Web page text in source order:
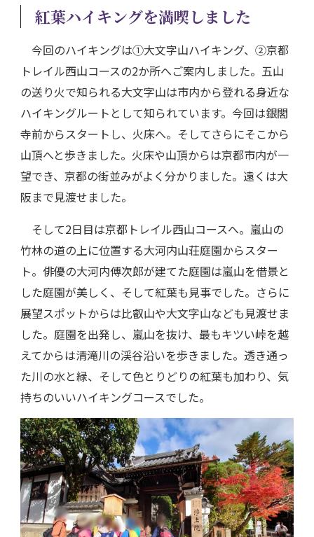
紅葉ハイキングを満喫しました
今回のハイキングは①大文字山ハイキング、②京都
トレイル西山コースの2か所へご案内しました。五山
の送り火で知られる大文字山は市内から登れる身近な
ハイキングルートとして知られています。今回は銀閣
寺前からスタートし、火床へ。そしてさらにそこから
山頂へと歩きました。火床や山頂からは京都市内が一
望でき、京都の街並みがよく分かりました。遠くは大
阪まで見渡せました。
そして2日目は京都トレイル西山コースへ。嵐山の
竹林の道の上に位置する大河内山荘庭園からスター
ト。俳優の大河内傅次郎が建てた庭園は嵐山を借景と
した庭園が美しく、そして紅葉も見事でした。さらに
展望スポットからは比叡山や大文字山なども見渡せま
した。庭園を出発し、嵐山を抜け、最もキツい峠を越
えてからは清滝川の渓谷沿いを歩きました。透き通っ
た川の水と緑、そして色とりどりの紅葉も加わり、気
持ちのいいハイキングコースでした。